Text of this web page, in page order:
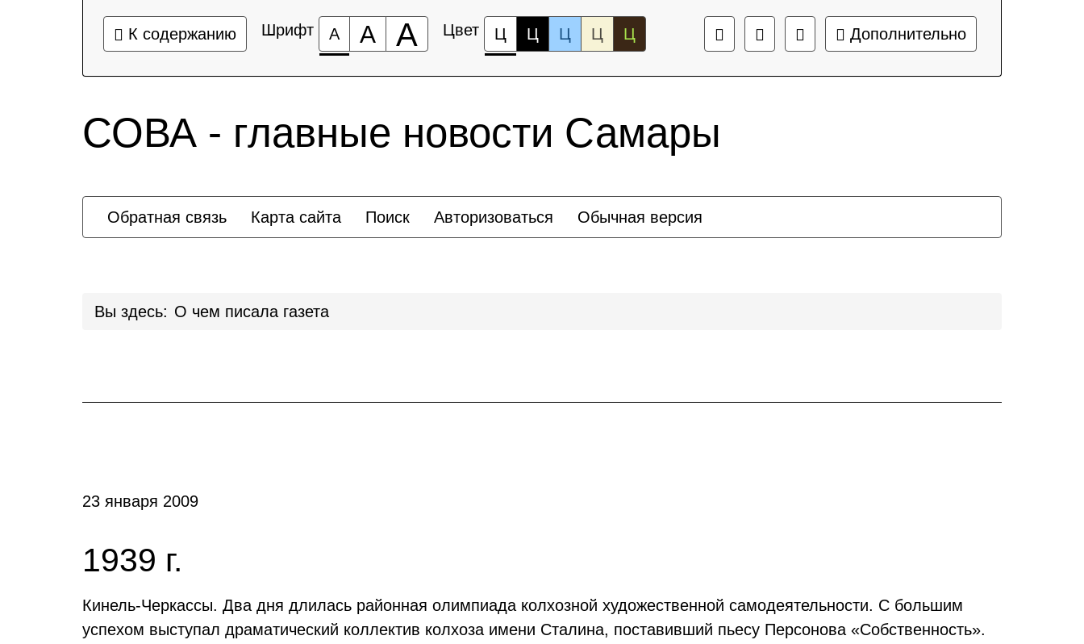
К содержанию Шрифт А А А Цвет Ц Ц Ц Ц Ц Дополнительно
СОВА - главные новости Самары
Обратная связь Карта сайта Поиск Авторизоваться Обычная версия
Вы здесь: О чем писала газета
23 января 2009
1939 г.
Кинель-Черкассы. Два дня длилась районная олимпиада колхозной художественной самодеятельности. С большим
успехом выступал драматический коллектив колхоза имени Сталина, поставивший пьесу Персонова «Собственность».